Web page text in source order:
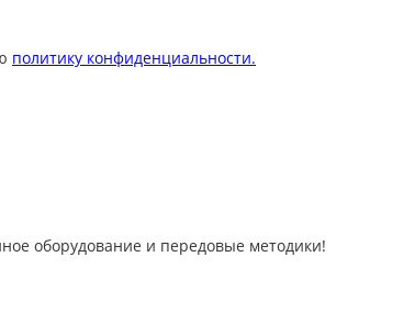
политику конфиденциальности.
оборудование и передовые методики!